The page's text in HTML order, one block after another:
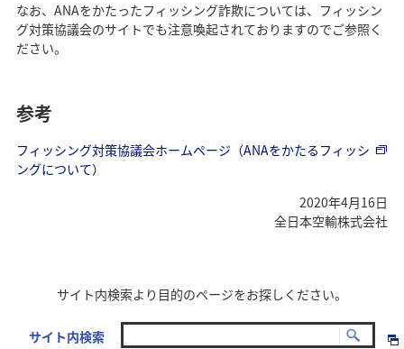
なお、ANAをかたったフィッシング詐欺については、フィッシン
グ対策協議会のサイトでも注意喚起されておりますのでご参照く
ださい。
参考
フィッシング対策協議会ホームページ（ANAをかたるフィッシ
ングについて）
2020年4月16日
全日本空輸株式会社
サイト内検索より目的のページをお探しください。
サイト内検索